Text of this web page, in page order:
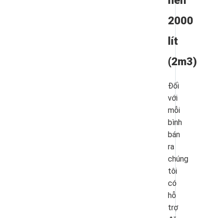
2000
lít
(2m3)
Đối
với
mỗi
bình
bán
ra
chúng
tôi
có
hỗ
trợ